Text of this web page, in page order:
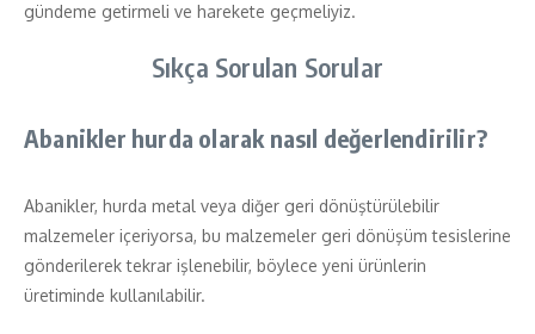
gündeme getirmeli ve harekete geçmeliyiz.
Sıkça Sorulan Sorular
Abanikler hurda olarak nasıl değerlendirilir?
Abanikler, hurda metal veya diğer geri dönüştürülebilir
malzemeler içeriyorsa, bu malzemeler geri dönüşüm tesislerine
gönderilerek tekrar işlenebilir, böylece yeni ürünlerin
üretiminde kullanılabilir.